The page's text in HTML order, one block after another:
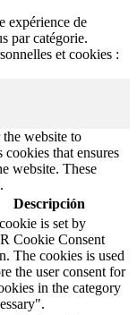
expérience de
par catégorie.
et cookies :
the website to
that ensures
website. These
Descripción
is set by
Cookie Consent
The cookies is used
the user consent for
in the category